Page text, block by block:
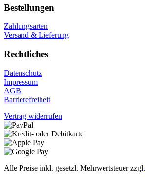
Bestellungen
Zahlungsarten
Versand & Lieferung
Rechtliches
Datenschutz
Impressum
AGB
Barrierefreiheit
Vertrag widerrufen
Alle Preise inkl. gesetzl. Mehrwertsteuer zzgl.